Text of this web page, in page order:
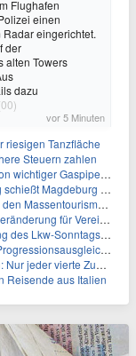
Flughafen
einen
eingerichtet.
der
alten Towers
dazu
vor 5 Minuten
riesigen Tanzfläche
Steuern zahlen
Gaspipeline explodiert
Magdeburg ab
auf Mallorca
für Vereine
Sonntagsfahrverbots
geplant
vierte Zug pünktlich
Reisende aus Italien